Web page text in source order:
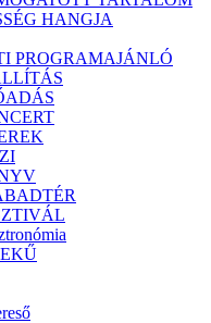
HANGJA
PROGRAMAJÁNLÓ